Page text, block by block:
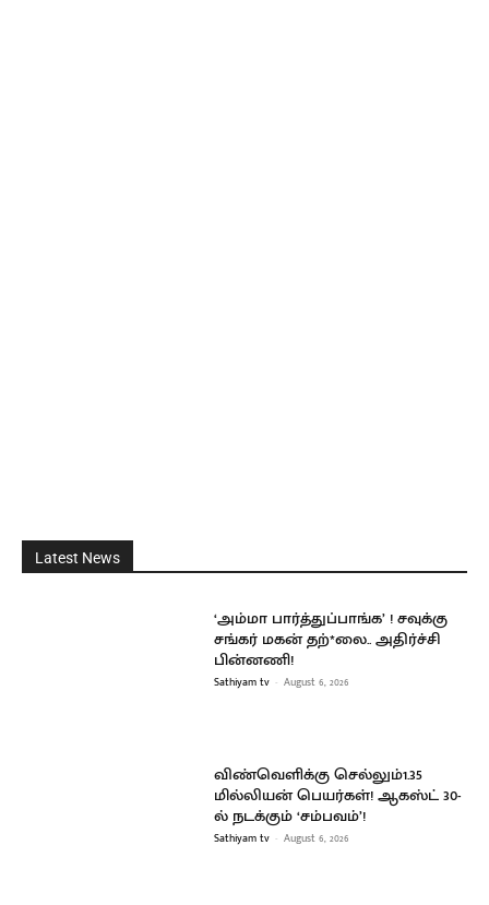
Latest News
‘அம்மா பார்த்துப்பாங்க’ ! சவுக்கு
சங்கர் மகன் தற்*லை.. அதிர்ச்சி
பின்னணி!
Sathiyam tv - August 6, 2026
விண்வெளிக்கு செல்லும்1.35
மில்லியன் பெயர்கள்! ஆகஸ்ட் 30-
ல் நடக்கும் ‘சம்பவம்’!
Sathiyam tv - August 6, 2026